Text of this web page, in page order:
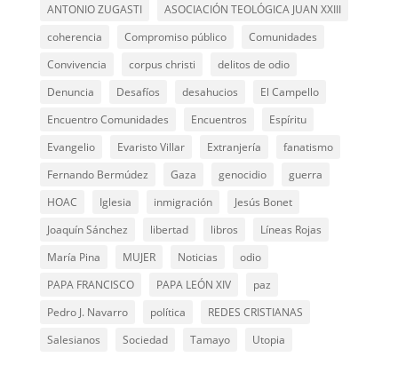
ANTONIO ZUGASTI
ASOCIACIÓN TEOLÓGICA JUAN XXIII
coherencia
Compromiso público
Comunidades
Convivencia
corpus christi
delitos de odio
Denuncia
Desafíos desahucios
El Campello
Encuentro Comunidades
Encuentros
Espíritu
Evangelio
Evaristo Villar Extranjería
fanatismo
Fernando Bermúdez
Gaza genocidio
guerra
HOAC
Iglesia inmigración
Jesús Bonet
Joaquín Sánchez
libertad libros
Líneas Rojas
María Pina
MUJER Noticias
odio
PAPA FRANCISCO
PAPA LEÓN XIV
paz
Pedro J. Navarro
política
REDES CRISTIANAS
Salesianos
Sociedad Tamayo Utopia